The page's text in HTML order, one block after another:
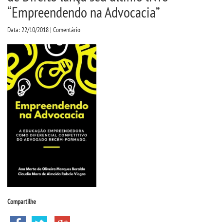
PROUNI
FIES
MANUAIS, PORTARIAS E
TECNOLÓGICOS
“Empreendendo na Advocacia”
Data: 22/10/2018 | Comentário
Compartilhe